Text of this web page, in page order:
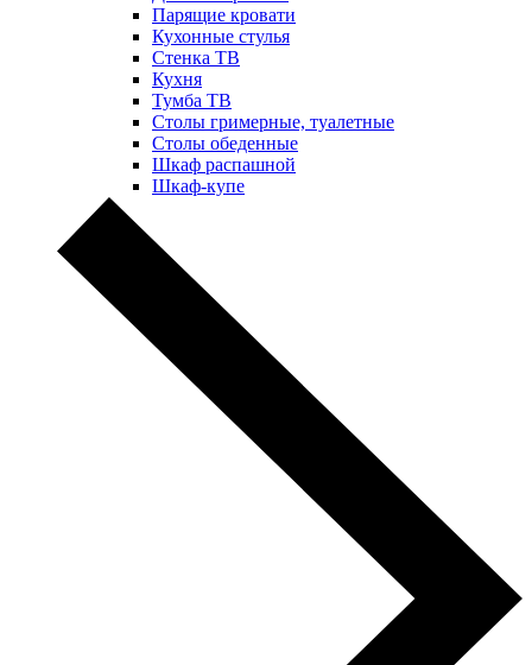
Парящие кровати
Кухонные стулья
Стенка ТВ
Кухня
Тумба ТВ
Столы гримерные, туалетные
Столы обеденные
Шкаф распашной
Шкаф-купе